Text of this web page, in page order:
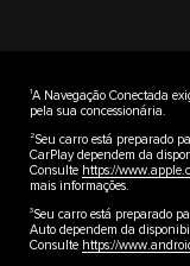
1A Navegação Conectada
pela sua concessionária.
2Seu carro está preparado
CarPlay dependem da
Consulte https://
mais informações.
3Seu carro está preparado
Auto dependem da
Consulte https://